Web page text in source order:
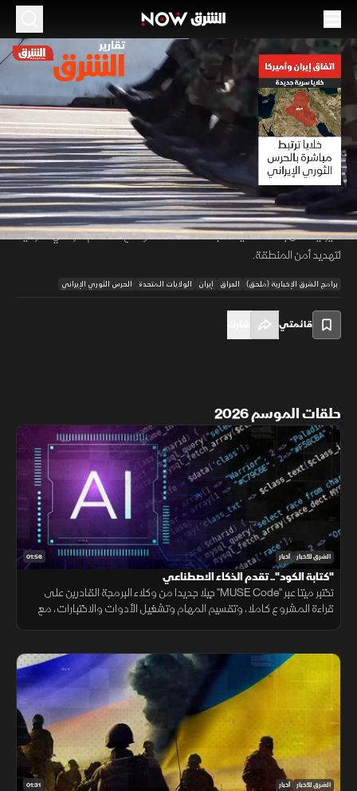
00:11/01:16
الموسم 2026
اتفاق إيران وأميركا.. خلايا سرية جديدة
19 يونيو 2026
تقارير الشرق
كشفت رويترز نقلا عن مصادر عراقية أن الحرس الثوري الإيراني أنشأ خلايا سرية
صغيرة خارج الفصائل المسلحة التقليدية، مرتبطة مباشرة بطهران، ونفذت
هجمات بطائرات مسيرة استهدفت مواقع في الخليج. يأتي ذلك وسط ضغوط
أميركية على بغداد لتفكيك الجماعات المسلحة ومنع استخدام الأراضي العراقية
لتهديد أمن المنطقة.
برامج الشرق الإخبارية (ملحق) العراق إيران الولايات المتحدة الحرس الثوري الإيراني
قائمتي
حلقات الموسم 2026
01:56 الشرق للأخبار أخبار
"كتابة الكود".. تقدم الذكاء الاصطناعي
تختبر ميتا عبر "MUSE Code" جيلا جديدا من وكلاء البرمجة القادرين على
قراءة المشروع كاملا، وتقسيم المهام وتشغيل الأدوات والاختبارات، مع
01:31 الشرق للأخبار أخبار